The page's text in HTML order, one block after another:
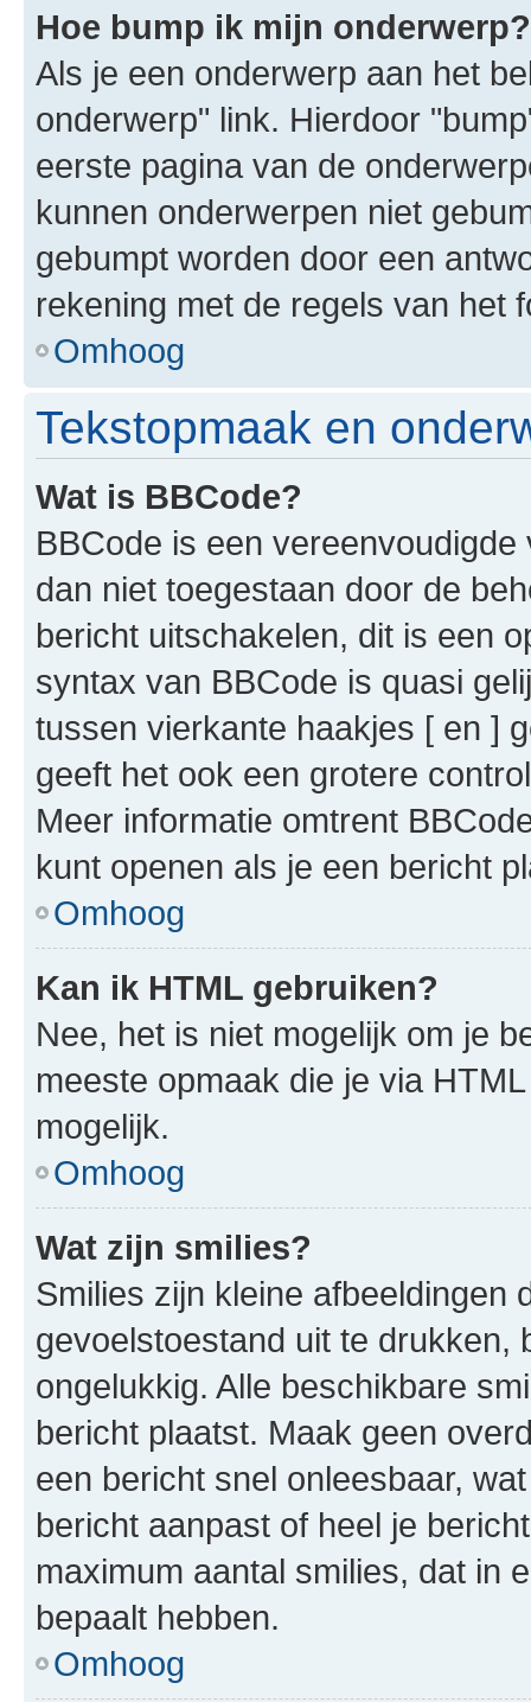
Hoe bump ik mijn onderwerp?
Als je een onderwerp aan het
onderwerp" link. Hierdoor
eerste pagina van de
kunnen onderwerpen niet
gebumpt worden door een
rekening met de regels van het
Omhoog
Tekstopmaak en
Wat is BBCode?
BBCode is een
dan niet toegestaan door de
bericht uitschakelen, dit is een
syntax van BBCode is quasi
tussen vierkante haakjes [ en ]
geeft het ook een grotere
Meer informatie omtrent
kunt openen als je een bericht
Omhoog
Kan ik HTML gebruiken?
Nee, het is niet mogelijk om je
meeste opmaak die je via
mogelijk.
Omhoog
Wat zijn smilies?
Smilies zijn kleine afbeeldingen
gevoelstoestand uit te drukken,
ongelukkig. Alle beschikbare
bericht plaatst. Maak geen
een bericht snel onleesbaar,
bericht aanpast of heel je
maximum aantal smilies, dat in
bepaalt hebben.
Omhoog